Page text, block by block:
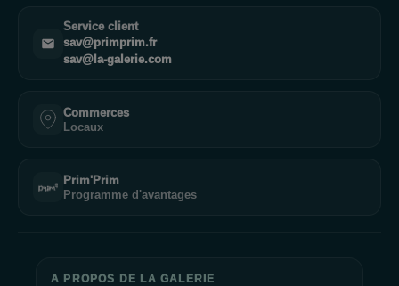
Service client
sav@primprim.fr
sav@la-galerie.com
Commerces
Locaux
Prim'Prim
Programme d'avantages
A PROPOS DE LA GALERIE